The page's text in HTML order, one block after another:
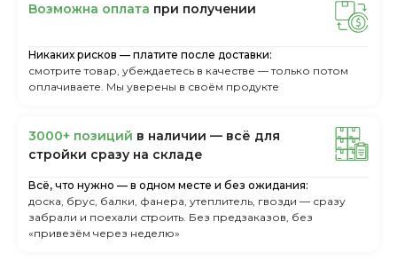
Boзмoжнa oплaтa пpи пoлучeнии
Никаких рисков — платите после доставки:
смотрите товар, убеждаетесь в качестве — только потом
оплачиваете. Мы уверены в своём продукте
3000+ пoзиций в нaличии — вcё для
cтpoйки cpaзу нa cклaдe
Всё, что нужно — в одном месте и без ожидания:
доска, брус, балки, фанера, утеплитель, гвозди — сразу
забрали и поехали строить. Без предзаказов, без
«привезём через неделю»